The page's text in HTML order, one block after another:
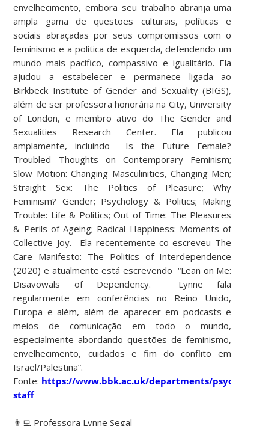
envelhecimento, embora seu trabalho abranja uma
ampla gama de questões culturais, políticas e
sociais abraçadas por seus compromissos com o
feminismo e a política de esquerda, defendendo um
mundo mais pacífico, compassivo e igualitário. Ela
ajudou a estabelecer e permanece ligada ao
Birkbeck Institute of Gender and Sexuality (BIGS),
além de ser professora honorária na City, University
of London, e membro ativo do The Gender and
Sexualities Research Center. Ela publicou
amplamente, incluindo Is the Future Female?
Troubled Thoughts on Contemporary Feminism;
Slow Motion: Changing Masculinities, Changing Men;
Straight Sex: The Politics of Pleasure; Why
Feminism? Gender; Psychology & Politics; Making
Trouble: Life & Politics; Out of Time: The Pleasures
& Perils of Ageing; Radical Happiness: Moments of
Collective Joy. Ela recentemente co-escreveu The
Care Manifesto: The Politics of Interdependence
(2020) e atualmente está escrevendo “Lean on Me:
Disavowals of Dependency. Lynne fala
regularmente em conferências no Reino Unido,
Europa e além, além de aparecer em podcasts e
meios de comunicação em todo o mundo,
especialmente abordando questões de feminismo,
envelhecimento, cuidados e fim do conflito em
Israel/Palestina”.
Fonte: https://www.bbk.ac.uk/departments/
staff
👨‍💻 Professora Lynne Segal